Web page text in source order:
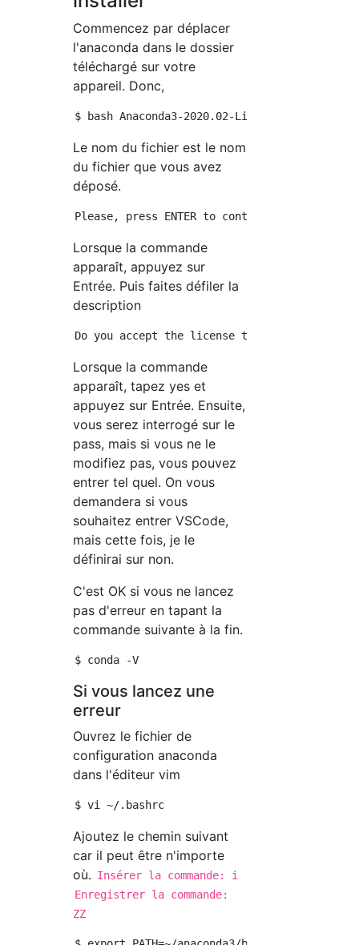
Commencez par déplacer
l'anaconda dans le dossier
téléchargé sur votre
appareil. Donc,
Le nom du fichier est le nom
du fichier que vous avez
déposé.
Lorsque la commande
apparaît, appuyez sur
Entrée. Puis faites défiler la
description
Lorsque la commande
apparaît, tapez yes et
appuyez sur Entrée. Ensuite,
vous serez interrogé sur le
pass, mais si vous ne le
modifiez pas, vous pouvez
entrer tel quel. On vous
demandera si vous
souhaitez entrer VSCode,
mais cette fois, je le
définirai sur non.
C'est OK si vous ne lancez
pas d'erreur en tapant la
commande suivante à la fin.
Si vous lancez une
erreur
Ouvrez le fichier de
configuration anaconda
dans l'éditeur vim
Ajoutez le chemin suivant
car il peut être n'importe
où. Insérer la commande: i
Enregistrer la commande:
ZZ